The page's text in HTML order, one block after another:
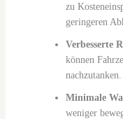
zu
geringeren
Verbesserte
können
nachzutanken.
Minimale
weniger